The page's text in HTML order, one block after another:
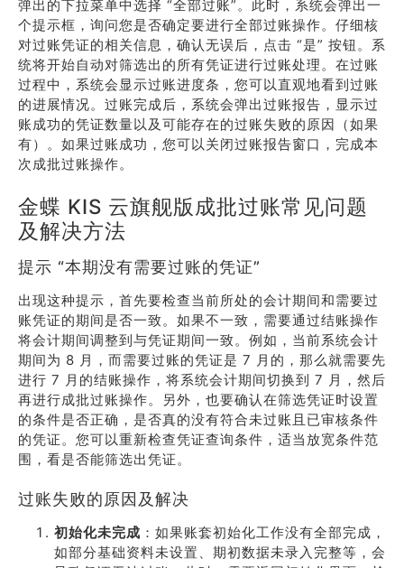
弹出的下拉菜单中选择 “全部过账”。此时，系统会弹出一
个提示框，询问您是否确定要进行全部过账操作。仔细核
对过账凭证的相关信息，确认无误后，点击 “是” 按钮。系
统将开始自动对筛选出的所有凭证进行过账处理。在过账
过程中，系统会显示过账进度条，您可以直观地看到过账
的进展情况。过账完成后，系统会弹出过账报告，显示过
账成功的凭证数量以及可能存在的过账失败的原因（如果
有）。如果过账成功，您可以关闭过账报告窗口，完成本
次成批过账操作。
金蝶 KIS 云旗舰版成批过账常见问题
及解决方法
提示 “本期没有需要过账的凭证”
出现这种提示，首先要检查当前所处的会计期间和需要过
账凭证的期间是否一致。如果不一致，需要通过结账操作
将会计期间调整到与凭证期间一致。例如，当前系统会计
期间为 8 月，而需要过账的凭证是 7 月的，那么就需要先
进行 7 月的结账操作，将系统会计期间切换到 7 月，然后
再进行成批过账操作。另外，也要确认在筛选凭证时设置
的条件是否正确，是否真的没有符合未过账且已审核条件
的凭证。您可以重新检查凭证查询条件，适当放宽条件范
围，看是否能筛选出凭证。
过账失败的原因及解决
初始化未完成 ：如果账套初始化工作没有全部完成，
如部分基础资料未设置、期初数据未录入完整等，会